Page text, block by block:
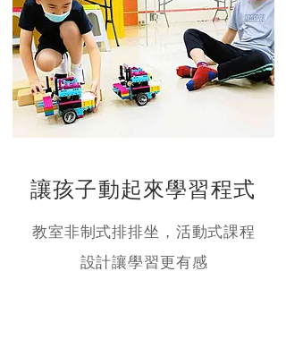
讓孩子動起來學習程式
教室非制式排排坐，活動式課程
設計讓學習更有感